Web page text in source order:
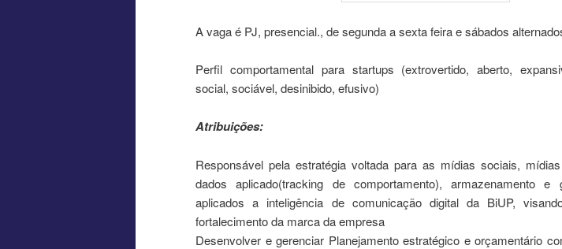
A vaga é PJ, presencial., de segunda a sexta feira e sábados
Perfil comportamental para startups (extrovertido, aberto,
social, sociável, desinibido, efusivo)
Atribuições:
Responsável pela estratégia voltada para as mídias sociais,
dados aplicado(tracking de comportamento), armazenamento e
aplicados a inteligência de comunicação digital da BiUP,
fortalecimento da marca da empresa
Desenvolver e gerenciar Planejamento estratégico e orçamentário